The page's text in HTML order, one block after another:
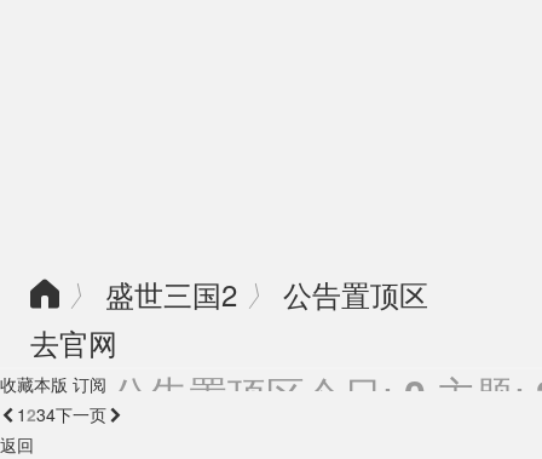
 〉 盛世三国2 〉 公告置顶区
去官网
收藏本版 订阅 公告置顶区 今日: 0 主题:
 1234下一页
返回